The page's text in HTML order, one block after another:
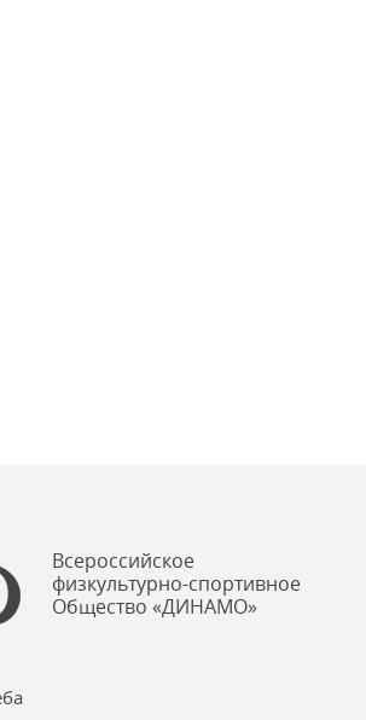
Всероссийское
физкультурно-спортивное
Общество «ДИНАМО»